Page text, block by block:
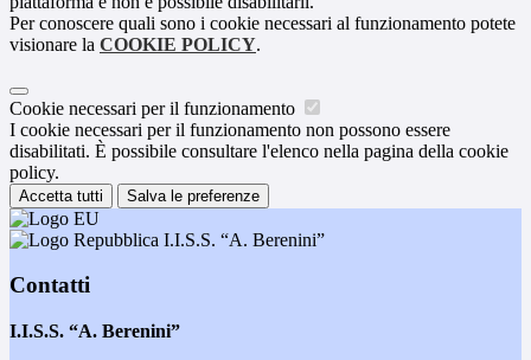
Per conoscere quali sono i cookie necessari al funzionamento potete
visionare la COOKIE POLICY.
Cookie necessari per il funzionamento
I cookie necessari per il funzionamento non possono essere
disabilitati. È possibile consultare l'elenco nella pagina della cookie
policy.
Accetta tutti Salva le preferenze
I.I.S.S. “A. Berenini”
Contatti
I.I.S.S. “A. Berenini”